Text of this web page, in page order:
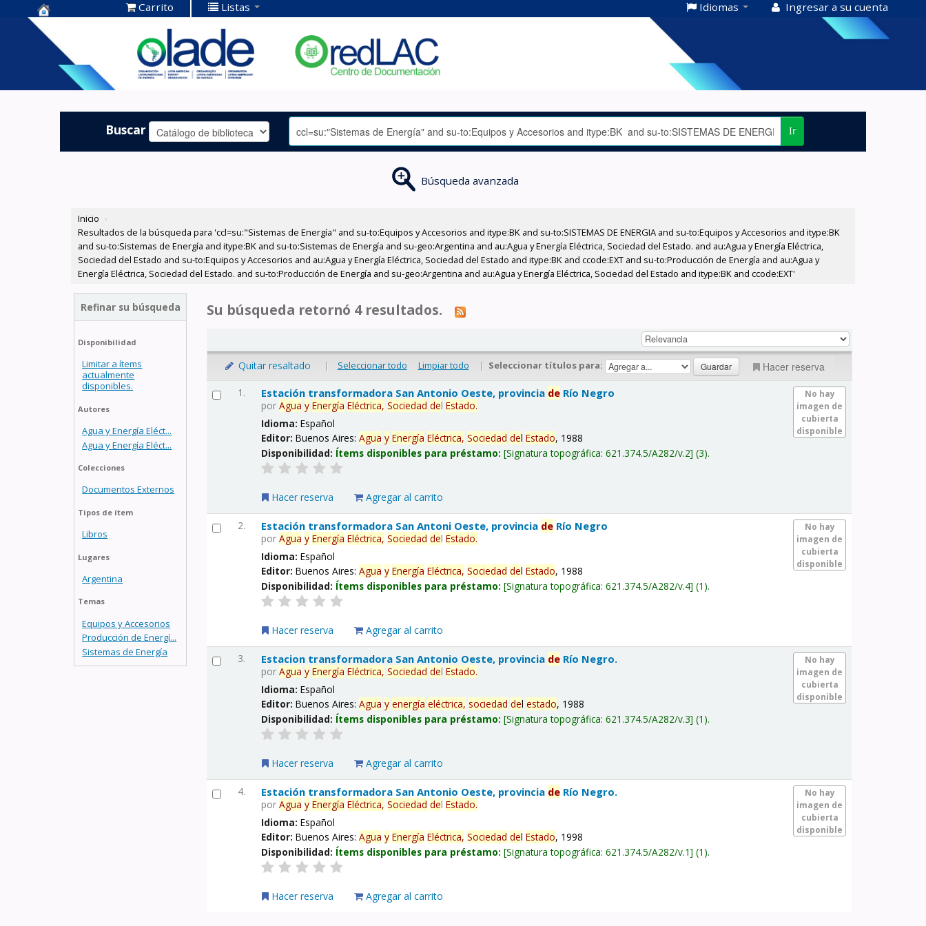
Centro de
Documentación
OLADE -
Carrito Listas Idiomas Ingresar a su cuenta
Buscar Ir
Búsqueda avanzada
Inicio ›
Resultados de la búsqueda para 'ccl=su:"Sistemas de Energía" and su-to:Equipos y Accesorios and itype:BK and su-to:SISTEMAS DE ENERGIA and su-to:Equipos y Accesorios and itype:BK
and su-to:Sistemas de Energía and itype:BK and su-to:Sistemas de Energía and su-geo:Argentina and au:Agua y Energía Eléctrica, Sociedad del Estado. and au:Agua y Energía Eléctrica,
Sociedad del Estado and su-to:Equipos y Accesorios and au:Agua y Energía Eléctrica, Sociedad del Estado and itype:BK and ccode:EXT and su-to:Producción de Energía and au:Agua y
Energía Eléctrica, Sociedad del Estado. and su-to:Producción de Energía and su-geo:Argentina and au:Agua y Energía Eléctrica, Sociedad del Estado and itype:BK and ccode:EXT'
Refinar su búsqueda
Disponibilidad
Limitar a ítems
actualmente
disponibles.
Autores
Agua y Energía Eléct...
Agua y Energía Eléct...
Colecciones
Documentos Externos
Tipos de ítem
Libros
Lugares
Argentina
Temas
Equipos y Accesorios
Producción de Energí...
Sistemas de Energía
Su búsqueda retornó 4 resultados.
Quitar resaltado | Seleccionar todo Limpiar todo | Seleccionar títulos para: Hacer reserva
1.
No hay
imagen de
cubierta
disponible
Estación transformadora San Antonio Oeste, provincia de Río Negro
porAgua y Energía Eléctrica, Sociedad delEstado.
Idioma:Español
Editor:Buenos Aires:Agua y Energía Eléctrica, Sociedad delEstado, 1988
Disponibilidad: Ítems disponibles para préstamo: Signatura topográfica:621.374.5/A282/v.2 (3).
Hacer reserva Agregar al carrito
2.
No hay
imagen de
cubierta
disponible
Estación transformadora San Antoni Oeste, provincia de Río Negro
porAgua y Energía Eléctrica, Sociedad delEstado.
Idioma:Español
Editor:Buenos Aires:Agua y Energía Eléctrica, Sociedad delEstado, 1988
Disponibilidad: Ítems disponibles para préstamo: Signatura topográfica:621.374.5/A282/v.4 (1).
Hacer reserva Agregar al carrito
3.
No hay
imagen de
cubierta
disponible
Estacion transformadora San Antonio Oeste, provincia de Río Negro.
porAgua y Energía Eléctrica, Sociedad delEstado.
Idioma:Español
Editor:Buenos Aires:Agua y energía eléctrica, sociedad delestado, 1988
Disponibilidad: Ítems disponibles para préstamo: Signatura topográfica:621.374.5/A282/v.3 (1).
Hacer reserva Agregar al carrito
4.
No hay
imagen de
cubierta
disponible
Estación transformadora San Antonio Oeste, provincia de Río Negro.
porAgua y Energía Eléctrica, Sociedad delEstado.
Idioma:Español
Editor:Buenos Aires:Agua y Energía Eléctrica, Sociedad delEstado, 1998
Disponibilidad: Ítems disponibles para préstamo: Signatura topográfica:621.374.5/A282/v.1 (1).
Hacer reserva Agregar al carrito